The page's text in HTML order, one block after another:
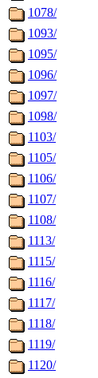
1078/
1093/
1095/
1096/
1097/
1098/
1103/
1105/
1106/
1107/
1108/
1113/
1115/
1116/
1117/
1118/
1119/
1120/